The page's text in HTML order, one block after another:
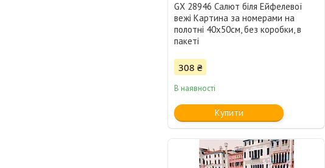
GX 28946 Салют біля Ейфелевої
вежі Картина за номерами на
полотні 40х50см, без коробки, в
пакеті
308 ₴
В наявності
Купити